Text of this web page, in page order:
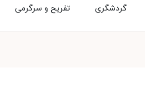
تفریح و سرگرمی گردشگری